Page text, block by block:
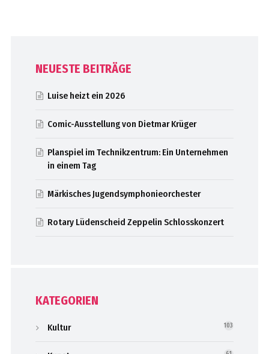
NEUESTE BEITRÄGE
Luise heizt ein 2026
Comic-Ausstellung von Dietmar Krüger
Planspiel im Technikzentrum: Ein Unternehmen
in einem Tag
Märkisches Jugendsymphonieorchester
Rotary Lüdenscheid Zeppelin Schlosskonzert
KATEGORIEN
Kultur 103